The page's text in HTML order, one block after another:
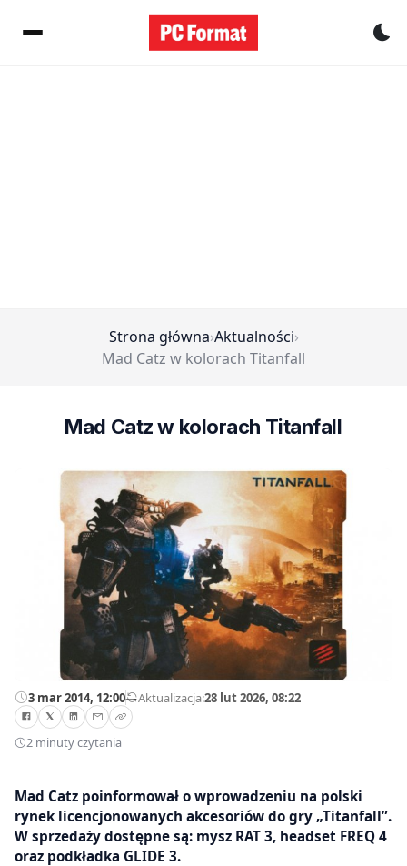
Strona główna›Aktualności›
Mad Catz w kolorach Titanfall
Mad Catz w kolorach Titanfall
3 mar 2014, 12:00—Aktualizacja:28 lut 2026, 08:22
2 minuty czytania
Mad Catz poinformował o wprowadzeniu na polski
rynek licencjonowanych akcesoriów do gry „Titanfall”.
W sprzedaży dostępne są: mysz RAT 3, headset FREQ 4
oraz podkładka GLIDE 3.